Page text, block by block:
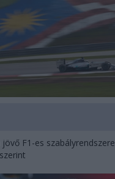
F1-es szabályrendszere